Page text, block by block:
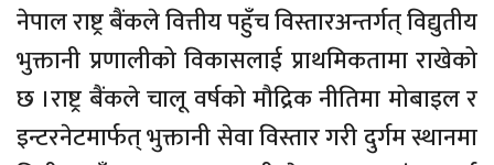
नेपाल राष्ट्र बैंकले वित्तीय पहुँच विस्तारअन्तर्गत् विद्युतीय
भुक्तानी प्रणालीको विकासलाई प्राथमिकतामा राखेको
छ ।राष्ट्र बैंकले चालू वर्षको मौद्रिक नीतिमा मोबाइल र
इन्टरनेटमार्फत् भुक्तानी सेवा विस्तार गरी दुर्गम स्थानमा